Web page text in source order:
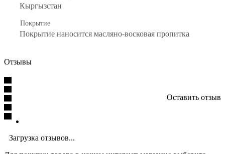
Кыргызстан
Покрытие
Покрытие наносится масляно-восковая пропитка
Отзывы
Оставить отзыв
Загрузка отзывов...